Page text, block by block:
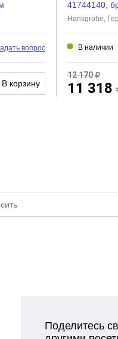
вопрос
В корзину
41744140,
Hansgrohe,
В наличии
12 170
11 318
Поделитесь